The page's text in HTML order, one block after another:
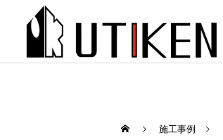
施工事例